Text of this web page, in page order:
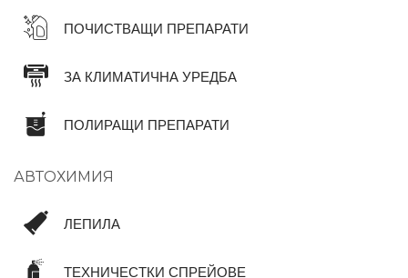
ПОЧИСТВАЩИ ПРЕПАРАТИ
ЗА КЛИМАТИЧНА УРЕДБА
ПОЛИРАЩИ ПРЕПАРАТИ
АВТОХИМИЯ
ЛЕПИЛА
ТЕХНИЧЕСТКИ СПРЕЙОВЕ